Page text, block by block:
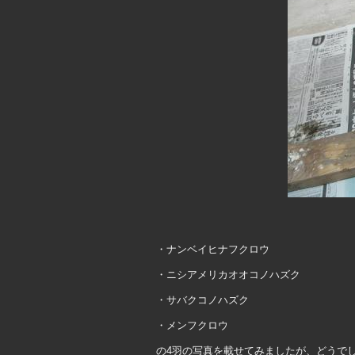
・ナンベイヒナフクロウ
・ニシアメリカオオコノハズク
・サバクコノハズク
・メンフクロウ
の4羽の写真を載せてみましたが、どうで